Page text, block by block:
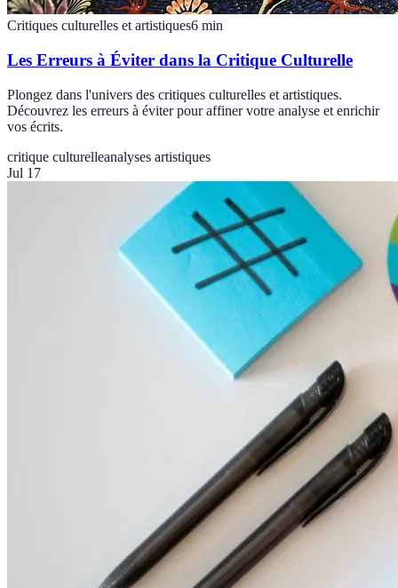
Critiques culturelles et artistiques6 min
Les Erreurs à Éviter dans la Critique Culturelle
Plongez dans l'univers des critiques culturelles et artistiques.
Découvrez les erreurs à éviter pour affiner votre analyse et enrichir
vos écrits.
critique culturelleanalyses artistiques
Jul 17